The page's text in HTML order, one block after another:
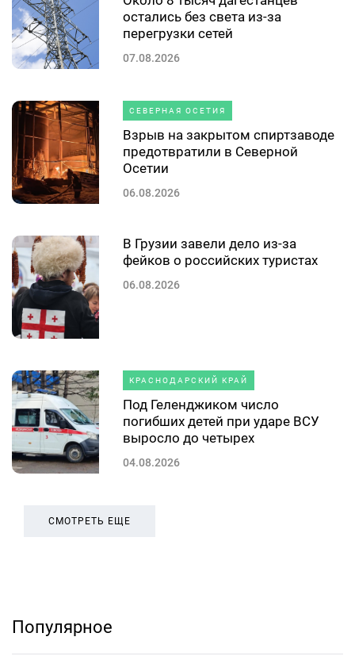
остались без света из-за
перегрузки сетей
07.08.2026
СЕВЕРНАЯ ОСЕТИЯ
Взрыв на закрытом спиртзаводе
предотвратили в Северной
Осетии
06.08.2026
В Грузии завели дело из-за
фейков о российских туристах
06.08.2026
КРАСНОДАРСКИЙ КРАЙ
Под Геленджиком число
погибших детей при ударе ВСУ
выросло до четырех
04.08.2026
СМОТРЕТЬ ЕЩЕ
Популярное